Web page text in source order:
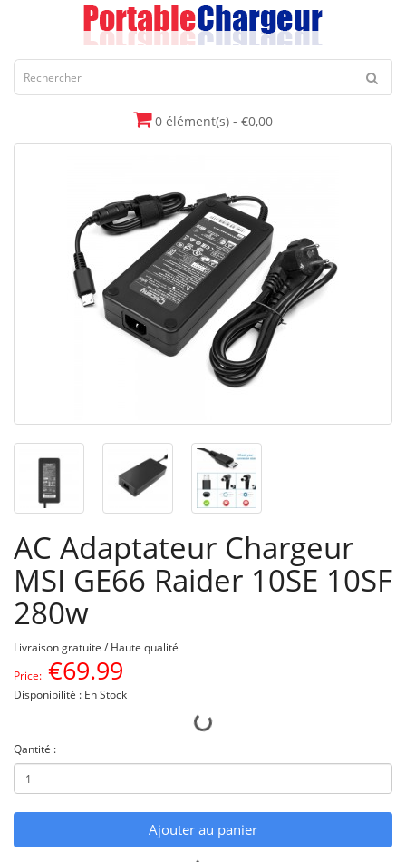
0 élément(s) - €0,00
AC Adaptateur Chargeur
MSI GE66 Raider 10SE 10SF
280w
Livraison gratuite / Haute qualité
Price: €69.99
Disponibilité : En Stock
Qantité :
Ajouter au panier